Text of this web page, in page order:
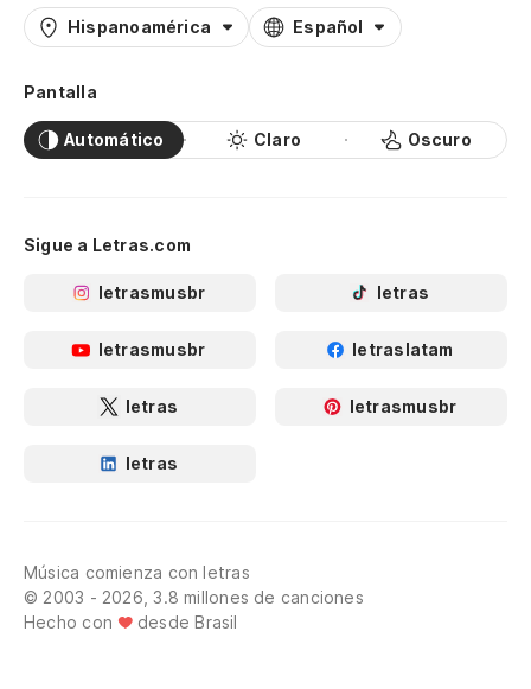
Hispanoamérica Español
Pantalla
Automático Claro Oscuro
Sigue a Letras.com
letrasmusbr letras
letrasmusbr letraslatam
letras letrasmusbr
letras
Música comienza con letras
© 2003 - 2026, 3.8 millones de canciones
Hecho con
desde Brasil